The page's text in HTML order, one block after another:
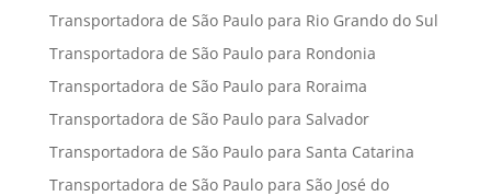
Transportadora de São Paulo para Rio Grando do Sul
Transportadora de São Paulo para Rondonia
Transportadora de São Paulo para Roraima
Transportadora de São Paulo para Salvador
Transportadora de São Paulo para Santa Catarina
Transportadora de São Paulo para São José do